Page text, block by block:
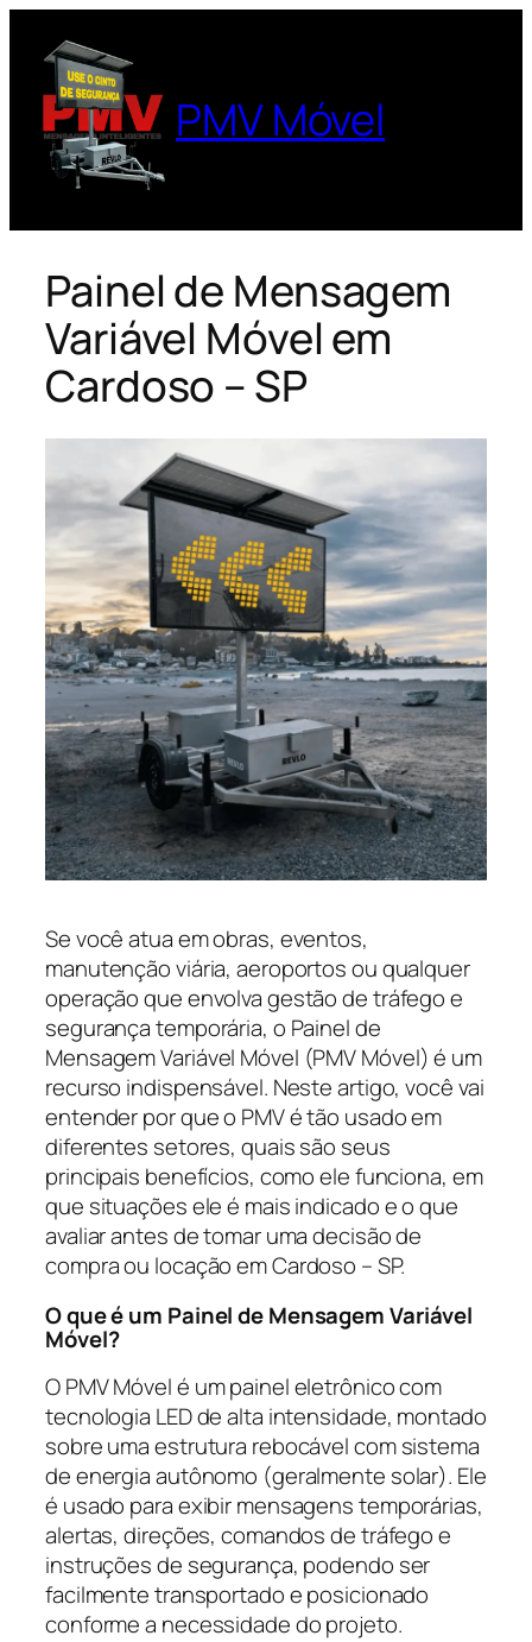
para
conteúdo
PMV Móvel
Painel de Mensagem
Variável Móvel em
Cardoso – SP
Se você atua em obras, eventos,
manutenção viária, aeroportos ou qualquer
operação que envolva gestão de tráfego e
segurança temporária, o Painel de
Mensagem Variável Móvel (PMV Móvel) é um
recurso indispensável. Neste artigo, você vai
entender por que o PMV é tão usado em
diferentes setores, quais são seus
principais benefícios, como ele funciona, em
que situações ele é mais indicado e o que
avaliar antes de tomar uma decisão de
compra ou locação em Cardoso – SP.
O que é um Painel de Mensagem Variável
Móvel?
O PMV Móvel é um painel eletrônico com
tecnologia LED de alta intensidade, montado
sobre uma estrutura rebocável com sistema
de energia autônomo (geralmente solar). Ele
é usado para exibir mensagens temporárias,
alertas, direções, comandos de tráfego e
instruções de segurança, podendo ser
facilmente transportado e posicionado
conforme a necessidade do projeto.